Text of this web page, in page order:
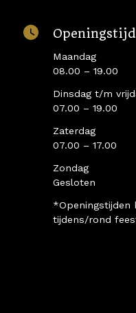
Maandag
08.00 – 19.00
Dinsdag t/m
07.00 – 19.00
Zaterdag
07.00 – 17.00
Zondag
Gesloten
*Openingstijden
tijdens/rond